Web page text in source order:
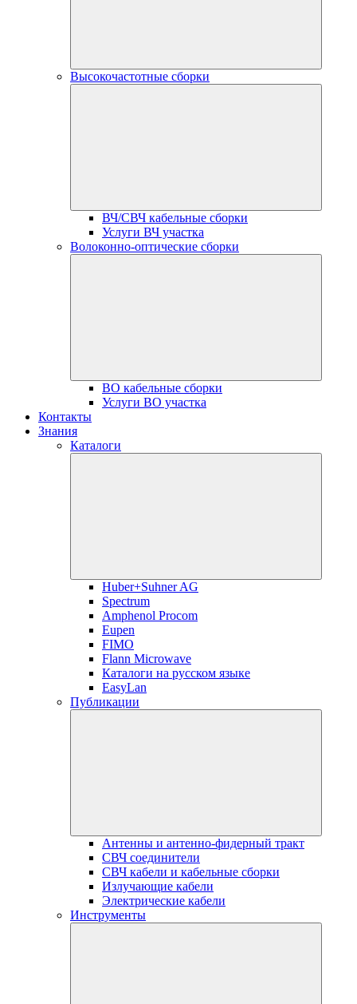
Высокочастотные сборки
ВЧ/СВЧ кабельные сборки
Услуги ВЧ участка
Волоконно-оптические сборки
ВО кабельные сборки
Услуги ВО участка
Контакты
Знания
Каталоги
Huber+Suhner AG
Spectrum
Amphenol Procom
Eupen
FIMO
Flann Microwave
Каталоги на русском языке
EasyLan
Публикации
Антенны и антенно-фидерный тракт
СВЧ соединители
СВЧ кабели и кабельные сборки
Излучающие кабели
Электрические кабели
Инструменты